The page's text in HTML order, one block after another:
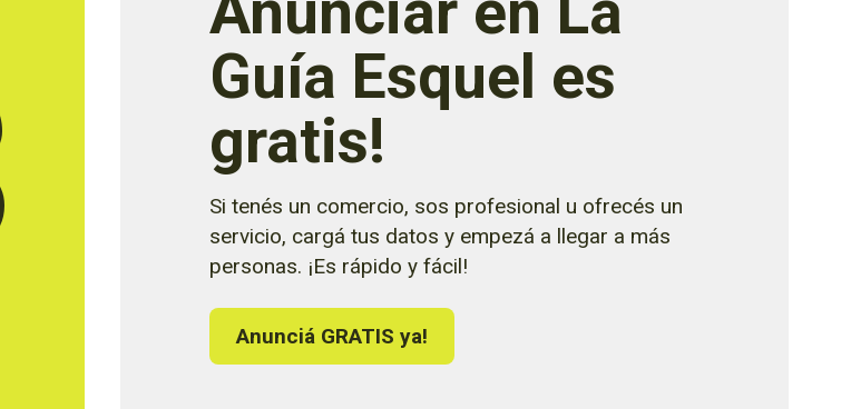
Guía Esquel es
gratis!
Si tenés un comercio, sos profesional u ofrecés un
servicio, cargá tus datos y empezá a llegar a más
personas. ¡Es rápido y fácil!
Anunciá GRATIS ya!